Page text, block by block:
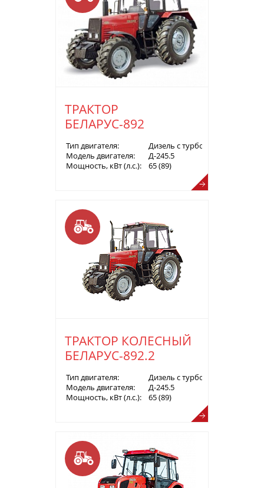
ТРАКТОР
БЕЛАРУС-892
Тип двигателя:
Дизель с турбонаддувом
Модель двигателя:
Д-245.5
Мощность, кВт (л.с.):
65 (89)
ТРАКТОР КОЛЕСНЫЙ
БЕЛАРУС-892.2
Тип двигателя:
Дизель с турбонаддувом
Модель двигателя:
Д-245.5
Мощность, кВт (л.с.):
65 (89)